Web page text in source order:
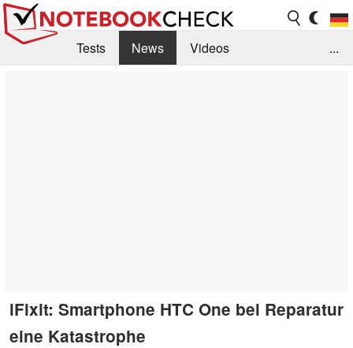
Tests News
Videos
...
iFixit: Smartphone HTC One bei Reparatur
eine Katastrophe